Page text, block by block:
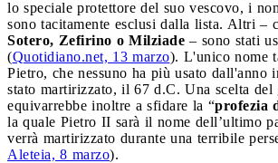
lo speciale protettore del suo vescovo, i
sono tacitamente esclusi dalla lista. Altri –
Sotero, Zefirino o Milziade – sono stati
(Quotidiano.net, 13 marzo). L'unico nome
Pietro, che nessuno ha più usato dall'anno
stato martirizzato, il 67 d.C. Una scelta del
equivarrebbe inoltre a sfidare la “profezia
la quale Pietro II sarà il nome dell’ultimo
verrà martirizzato durante una terribile
Aleteia, 8 marzo).